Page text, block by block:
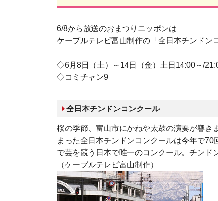
6/8から放送のおまつりニッポンは
ケーブルテレビ富山制作の「全日本チンドン
◇6月8日（土）～14日（金）土日14:00～/
◇コミチャン9
全日本チンドンコンクール
桜の季節、富山市にかねや太鼓の演奏が響き
まった全日本チンドンコンクールは今年で
で芸を競う日本で唯一のコンクール。チンド
（ケーブルテレビ富山制作）